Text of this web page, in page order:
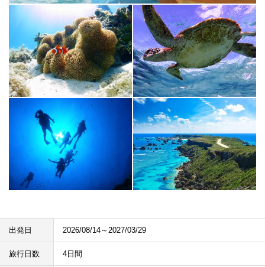
出発日 2026/08/14～2027/03/29
旅行日数 4日間